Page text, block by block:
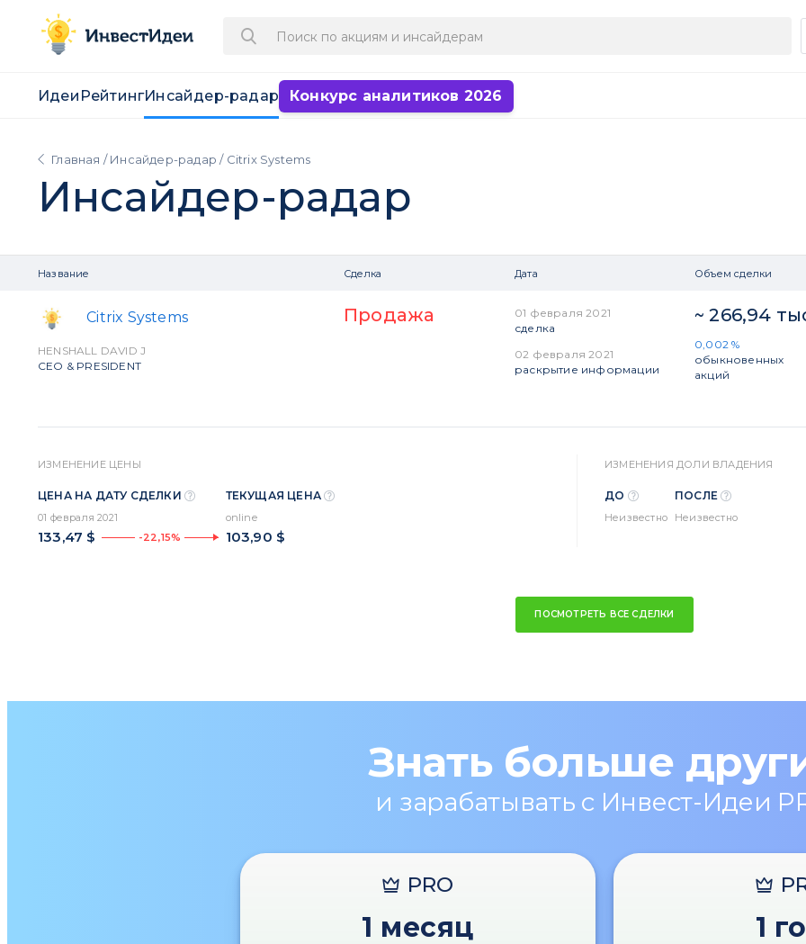
Идеи РейтингИнсайдер-радар Конкурс аналитиков 2026
Главная /Инсайдер-радар / Citrix Systems
Инсайдер-радар
Название Сделка Дата Объем сделки
Citrix Systems
HENSHALL DAVID J
CEO & PRESIDENT
Продажа
01 февраля 2021
сделка
02 февраля 2021
раскрытие информации
~ 266,94
0,002 %
обыкновенных
акций
ИЗМЕНЕНИЕ ЦЕНЫ
ЦЕНА НА ДАТУ СДЕЛКИ
01 февраля 2021
133,47 $ -22,15%
ТЕКУЩАЯ ЦЕНА
online
103,90 $
ИЗМЕНЕНИЯ ДОЛИ ВЛАДЕНИЯ
ДО
Неизвестно
ПОСЛЕ
Неизвестно
ПОСМОТРЕТЬ ВСЕ СДЕЛКИ
Знать больше
и зарабатывать с Инвест-Идеи
PRO
1 месяц 1